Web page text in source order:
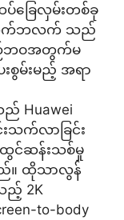
ြေလှမ်းတစ်ခု
တက်ဘလက် သည်
ဉ်ဘဝအတွက်မ
းစွမ်းမည့် အရာ
Huawei
သက်လာခြင်း
င်ဆန်းသစ်မှု
ည်။ ထိုသာလွန်
ည့် 2K
to-body